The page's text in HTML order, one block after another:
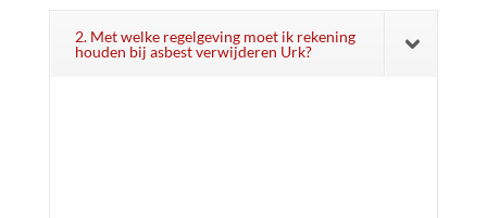
2. Met welke regelgeving moet ik rekening
houden bij asbest verwijderen Urk?